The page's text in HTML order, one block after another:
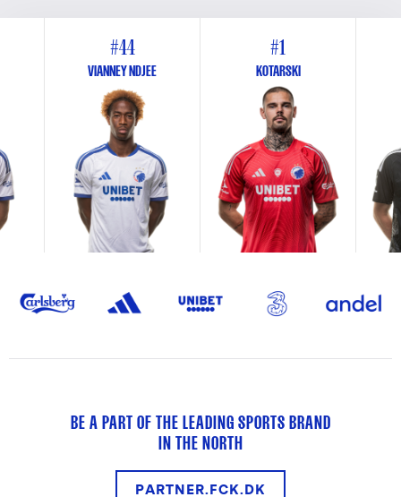
#44
VIANNEY NDJEE
#1
KOTARSKI
BE A PART OF THE LEADING SPORTS BRAND
IN THE NORTH
PARTNER.FCK.DK